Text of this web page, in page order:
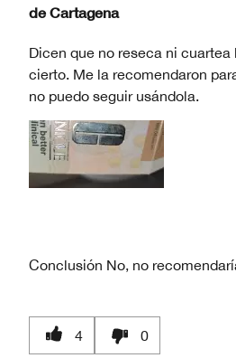
de Cartagena
Dicen que no reseca ni cuartea
cierto. Me la recomendaron
no puedo seguir usándola.
Conclusión No, no
4 0